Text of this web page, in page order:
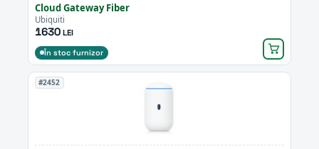
Cloud Gateway Fiber
Ubiquiti
1630LEI
În stoc furnizor
#2452